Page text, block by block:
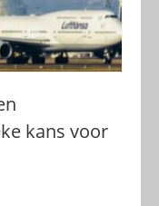
kans voor